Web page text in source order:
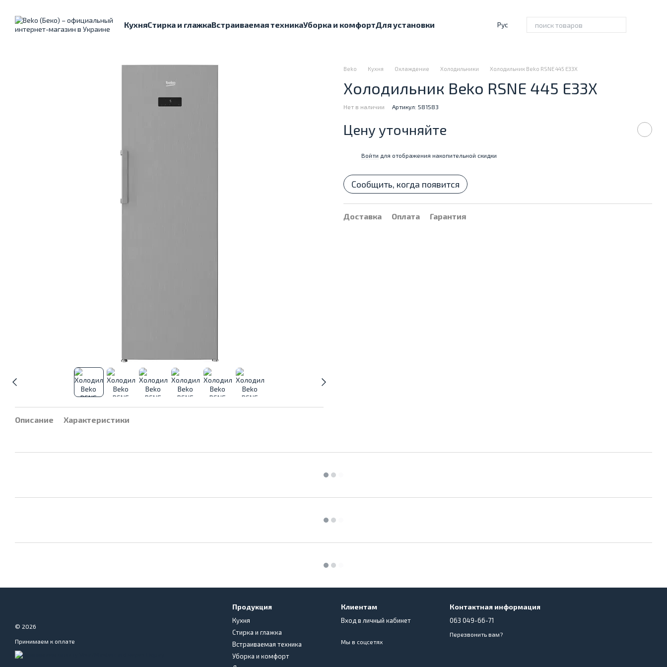
КухняСтирка и глажкаВстраиваемая техникаУборка и комфортДля установки Рус
Описание Характеристики
Beko Кухня Охлаждение Холодильники Холодильник Beko RSNE 445 E33X
Холодильник Beko RSNE 445 E33X
Нет в наличии Артикул: 581583
Цену уточняйте
Войти для отображения накопительной скидки
Сообщить, когда появится
Доставка Оплата Гарантия
© 2026
Принимаем к оплате
Продукция
Кухня
Стирка и глажка
Встраиваемая техника
Уборка и комфорт
Клиентам
Вход в личный кабинет
Мы в соцсетях
Контактная информация
063 049-66-71
Перезвонить вам?